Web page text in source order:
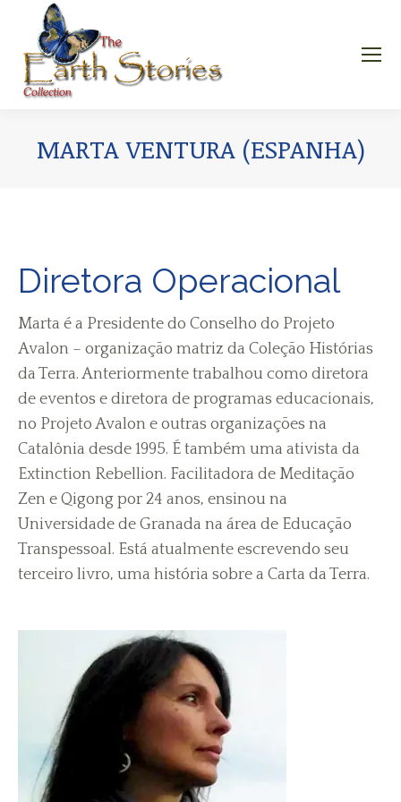
MARTA VENTURA (ESPANHA)
Diretora Operacional
Marta é a Presidente do Conselho do Projeto
Avalon – organização matriz da Coleção Histórias
da Terra. Anteriormente trabalhou como diretora
de eventos e diretora de programas educacionais,
no Projeto Avalon e outras organizações na
Catalônia desde 1995. É também uma ativista da
Extinction Rebellion. Facilitadora de Meditação
Zen e Qigong por 24 anos, ensinou na
Universidade de Granada na área de Educação
Transpessoal. Está atualmente escrevendo seu
terceiro livro, uma história sobre a Carta da Terra.